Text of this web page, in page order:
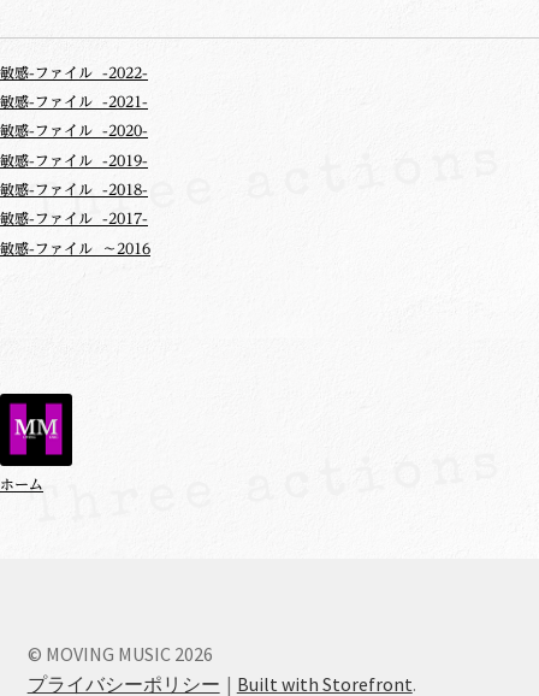
敏感-ファイル -2022-
敏感-ファイル -2021-
敏感-ファイル -2020-
敏感-ファイル -2019-
敏感-ファイル -2018-
敏感-ファイル -2017-
敏感-ファイル ～2016
ホーム
© MOVING MUSIC 2026
プライバシーポリシー
Built with Storefront.